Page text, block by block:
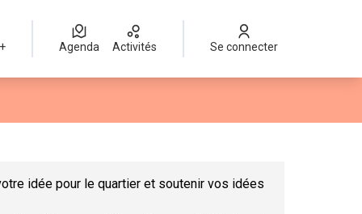
Agenda Activités Se connecter
idée pour le quartier et soutenir vos idées